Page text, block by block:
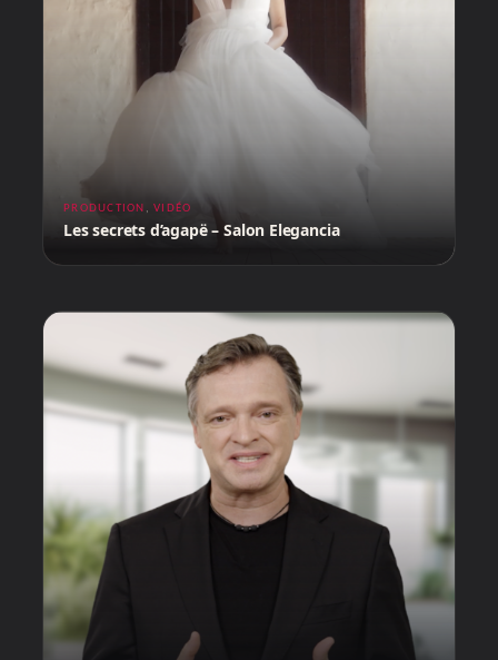
Les secrets d’agapë – Salon Elegancia
PRODUCTION , VIDÉO